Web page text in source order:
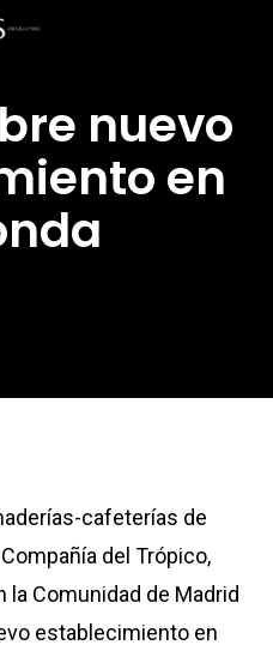
nuevo
en
cafeterías de
del Trópico,
Comunidad de Madrid
establecimiento en